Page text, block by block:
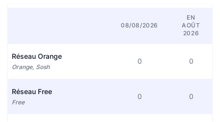
08/08/2026
EN
AOÛT
2026
Réseau Orange
Orange, Sosh
0 0
Réseau Free
Free
0 0